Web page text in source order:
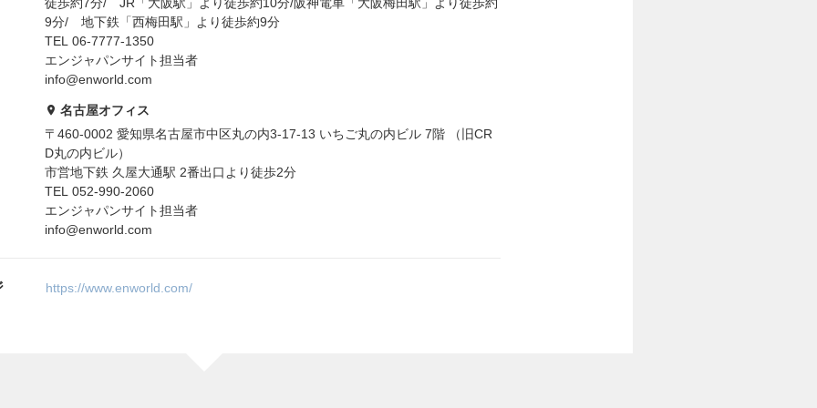
9分/ 地下鉄「西梅田駅」より徒歩約9分
TEL 06-7777-1350
エンジャパンサイト担当者
info@enworld.com
名古屋オフィス
〒460-0002 愛知県名古屋市中区丸の内3-17-13 いちご丸の内ビル 7階 （旧CR
D丸の内ビル）
市営地下鉄 久屋大通駅 2番出口より徒歩2分
TEL 052-990-2060
エンジャパンサイト担当者
info@enworld.com
https://www.enworld.com/